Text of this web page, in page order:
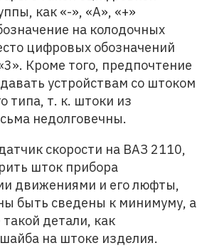
как «-», «А», «+»
на колодочных
цифровых обозначений
Кроме того, предпочтение
устройствам со штоком
типа, т. к. штоки из
недолговечны.
скорости на ВАЗ 2110,
шток прибора
движениями и его люфты,
быть сведены к минимуму, а
детали, как
на штоке изделия.